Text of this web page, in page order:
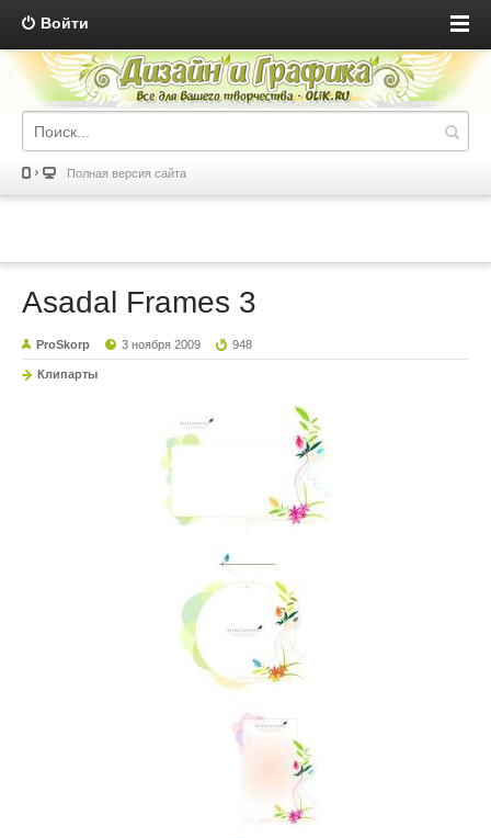
Войти
Полная версия сайта
Asadal Frames 3
ProSkorp 3 ноября 2009 948
Клипарты